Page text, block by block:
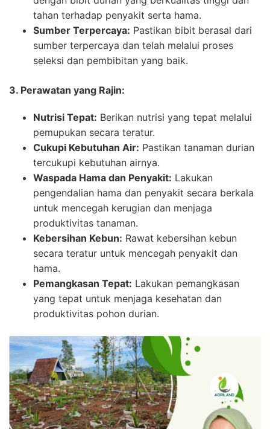
tahan terhadap penyakit serta hama.
Sumber Terpercaya: Pastikan bibit berasal dari
sumber terpercaya dan telah melalui proses
seleksi dan pembibitan yang baik.
3. Perawatan yang Rajin:
Nutrisi Tepat: Berikan nutrisi yang tepat melalui
pemupukan secara teratur.
Cukupi Kebutuhan Air: Pastikan tanaman durian
tercukupi kebutuhan airnya.
Waspada Hama dan Penyakit: Lakukan
pengendalian hama dan penyakit secara berkala
untuk mencegah kerugian dan menjaga
produktivitas tanaman.
Kebersihan Kebun: Rawat kebersihan kebun
secara teratur untuk mencegah penyakit dan
hama.
Pemangkasan Tepat: Lakukan pemangkasan
yang tepat untuk menjaga kesehatan dan
produktivitas pohon durian.